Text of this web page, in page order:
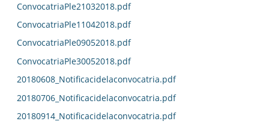
ConvocatriaPle21032018.pdf
ConvocatriaPle11042018.pdf
ConvocatriaPle09052018.pdf
ConvocatriaPle30052018.pdf
20180608_Notificacidelaconvocatria.pdf
20180706_Notificacidelaconvocatria.pdf
20180914_Notificacidelaconvocatria.pdf